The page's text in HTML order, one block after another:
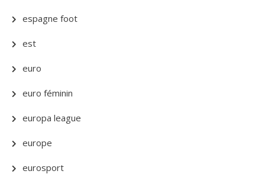
espagne foot
est
euro
euro féminin
europa league
europe
eurosport